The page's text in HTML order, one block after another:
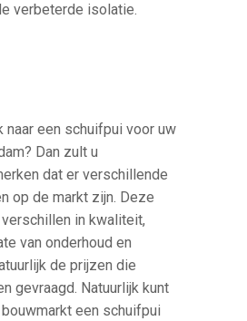
verbeterde isolatie.
naar een schuifpui voor uw
Dan zult u
dat er verschillende
op de markt zijn. Deze
in kwaliteit,
van onderhoud en
de prijzen die
gevraagd. Natuurlijk kunt
een schuifpui